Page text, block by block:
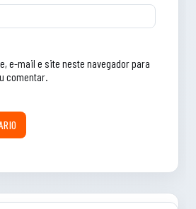
e-mail e site neste navegador para
comentar.